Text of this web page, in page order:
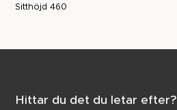
Sitthöjd 460
Hittar du det du letar efter?